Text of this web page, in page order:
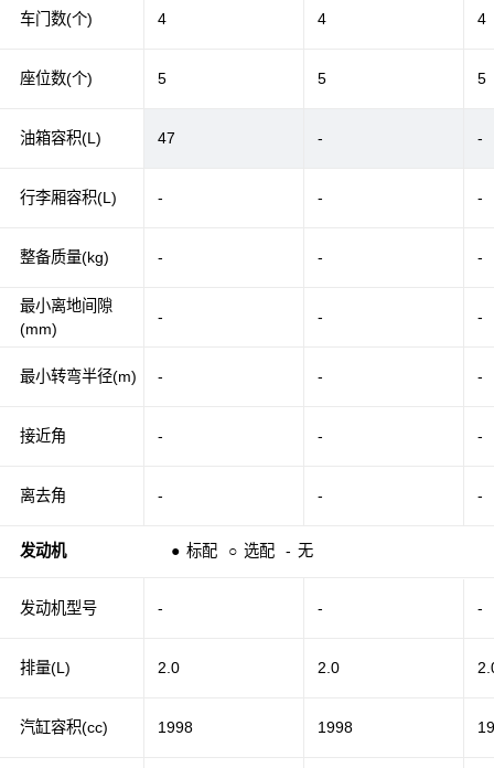
车门数(个)
座位数(个)
油箱容积(L)
行李厢容积(L)
整备质量(kg)
最小离地间隙
(mm)
最小转弯半径(m)
接近角
离去角
发动机 ● 标配 ○ 选配 - 无
发动机型号
排量(L)
汽缸容积(cc)
4 4 4
5 5 5
47 - -
- - -
- - -
- - -
- - -
- - -
- - -
- - -
2.0 2.0
1998 1998